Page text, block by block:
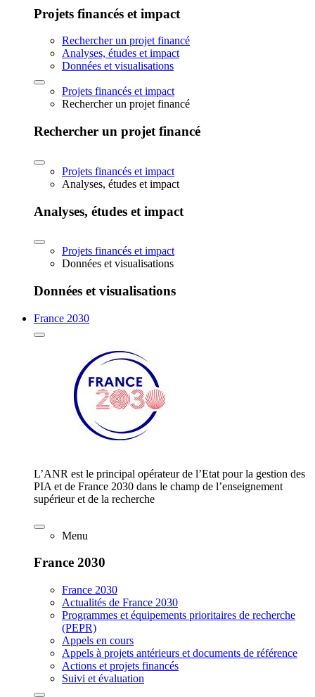
Projets financés et impact
Rechercher un projet financé
Analyses, études et impact
Données et visualisations
Projets financés et impact
Rechercher un projet financé
Rechercher un projet financé
Projets financés et impact
Analyses, études et impact
Analyses, études et impact
Projets financés et impact
Données et visualisations
Données et visualisations
France 2030
L’ANR est le principal opérateur de l’Etat pour la gestion des
PIA et de France 2030 dans le champ de l’enseignement
supérieur et de la recherche
Menu
France 2030
France 2030
Actualités de France 2030
Programmes et équipements prioritaires de recherche
(PEPR)
Appels en cours
Appels à projets antérieurs et documents de référence
Actions et projets financés
Suivi et évaluation